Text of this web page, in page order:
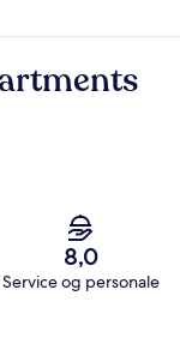
8,0
Service og personale